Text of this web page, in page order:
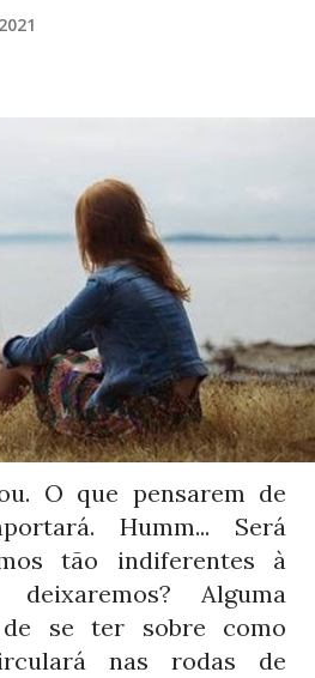
O que pensarem de
Humm... Será
tão indiferentes à
Alguma
se ter sobre como
nas rodas de